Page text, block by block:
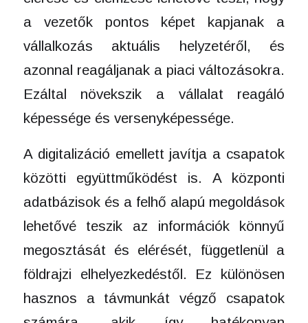
a vezetők pontos képet kapjanak a
vállalkozás aktuális helyzetéről, és
azonnal reagáljanak a piaci változásokra.
Ezáltal növekszik a vállalat reagáló
képessége és versenyképessége.
A digitalizáció emellett javítja a csapatok
közötti együttműködést is. A központi
adatbázisok és a felhő alapú megoldások
lehetővé teszik az információk könnyű
megosztását és elérését, függetlenül a
földrajzi elhelyezkedéstől. Ez különösen
hasznos a távmunkát végző csapatok